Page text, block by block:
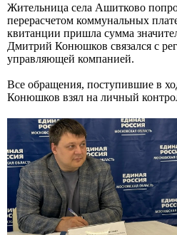
Жительница села Ашитково
перерасчетом коммунальных
квитанции пришла сумма
Дмитрий Конюшков связался с
управляющей компанией.
Все обращения, поступившие в
Конюшков взял на личный